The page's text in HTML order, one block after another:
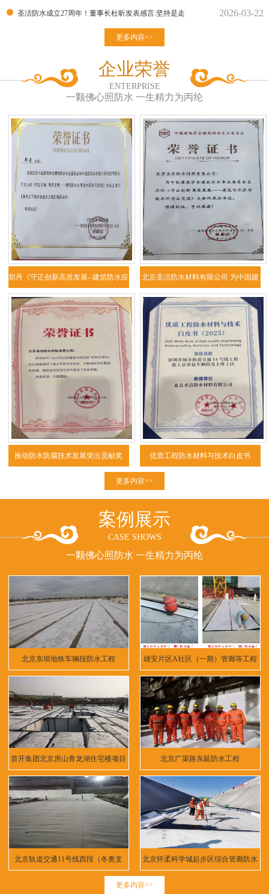
卷
圣洁防水成立27周年！董事长杜昕发表感言:坚持是走 2026-03-22
更多内容>>
企业荣誉
ENTERPRISE
一颗佛心照防水 一生精力为丙纶
郑丹《守正创新高质发展--建筑防水应
用技
北京圣洁防水材料有限公司 为中国建
筑学会
推动防水防腐技术发展突出贡献奖 优质工程防水材料与技术白皮书
更多内容>>
案例展示
CASE SHOWS
一颗佛心照防水 一生精力为丙纶
北京东坝地铁车辆段防水工程 雄安片区A社区（一期）管廊等工程
首开集团北京房山青龙湖住宅楼项目 北京广渠路东延防水工程
北京轨道交通11号线西段（冬奥支 北京怀柔科学城起步区综合管廊防水
更多内容>>